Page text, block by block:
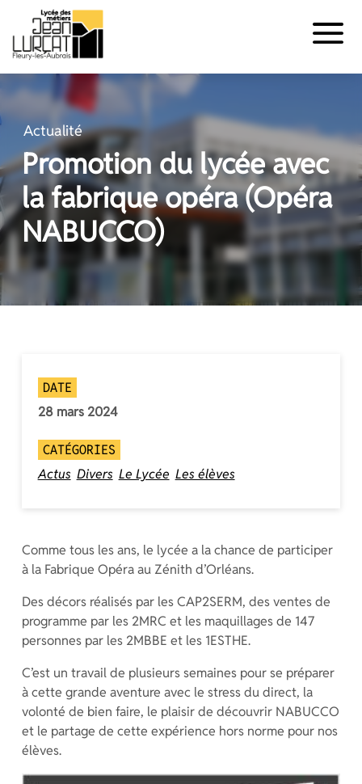
au
contenu
Actualité
Promotion du lycée avec
la fabrique opéra (Opéra
NABUCCO)
DATE
28 mars 2024
CATÉGORIES
Actus Divers Le Lycée Les élèves
Comme tous les ans, le lycée a la chance de participer
à la Fabrique Opéra au Zénith d’Orléans.
Des décors réalisés par les CAP2SERM, des ventes de
programme par les 2MRC et les maquillages de 147
personnes par les 2MBBE et les 1ESTHE.
C’est un travail de plusieurs semaines pour se préparer
à cette grande aventure avec le stress du direct, la
volonté de bien faire, le plaisir de découvrir NABUCCO
et le partage de cette expérience hors norme pour nos
élèves.
Panneau de gestion des cookies